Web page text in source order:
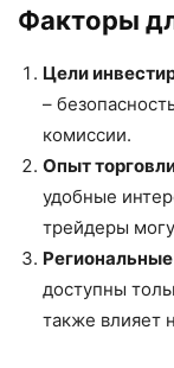
Факторы
Цели
–
комиссии.
Опыт
удобные
трейдеры
доступны
также влияет